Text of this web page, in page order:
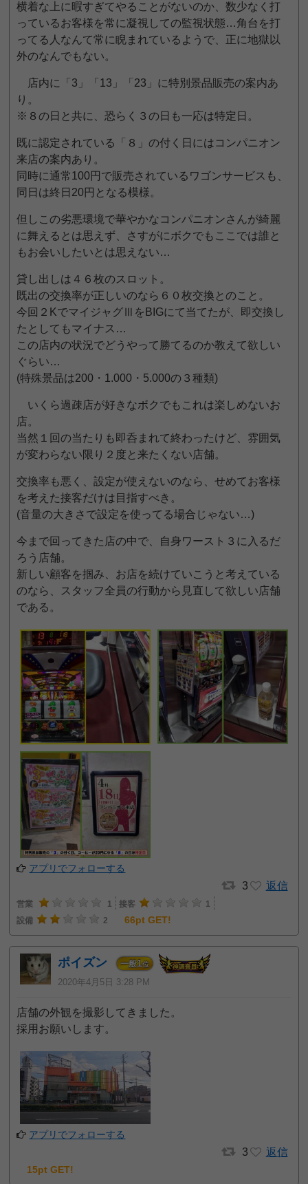
横着な上に暇すぎてやることがないのか、数少なく打
っているお客様を常に凝視しての監視状態…角台を打
ってる人なんて常に睨まれているようで、正に地獄以
外のなんでもない。
店内に「3」「13」「23」に特別景品販売の案内あ
り。
※８の日と共に、恐らく３の日も一応は特定日。
既に認定されている「８」の付く日にはコンパニオン
来店の案内あり。
同時に通常100円で販売されているワゴンサービスも、
同日は終日20円となる模様。
但しこの劣悪環境で華やかなコンパニオンさんが綺麗
に舞えるとは思えず、さすがにボクでもここでは誰と
もお会いしたいとは思えない…
貸し出しは４６枚のスロット。
既出の交換率が正しいのなら６０枚交換とのこと。
今回２KでマイジャグⅢをBIGにて当てたが、即交換し
たとしてもマイナス…
この店内の状況でどうやって勝てるのか教えて欲しい
ぐらい…
(特殊景品は200・1.000・5.000の３種類)
いくら過疎店が好きなボクでもこれは楽しめないお
店。
当然１回の当たりも即呑まれて終わったけど、雰囲気
が変わらない限り２度と来たくない店舗。
交換率も悪く、設定が使えないのなら、せめてお客様
を考えた接客だけは目指すべき。
(音量の大きさで設定を使ってる場合じゃない…)
今まで回ってきた店の中で、自身ワースト３に入るだ
ろう店舗。
新しい顧客を掴み、お店を続けていこうと考えている
のなら、スタッフ全員の行動から見直して欲しい店舗
である。
アプリでフォローする
3 返信
営業 1 接客
1
設備
2 66pt GET!
ポイズン 一般1位
2020年4月5日 3:28 PM
店舗の外観を撮影してきました。
採用お願いします。
アプリでフォローする
3 返信
15pt GET!